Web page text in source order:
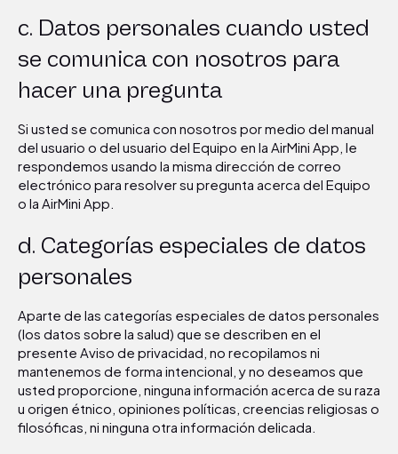
c. Datos personales cuando usted
se comunica con nosotros para
hacer una pregunta
Si usted se comunica con nosotros por medio del manual
del usuario o del usuario del Equipo en la AirMini App, le
respondemos usando la misma dirección de correo
electrónico para resolver su pregunta acerca del Equipo
o la AirMini App.
d. Categorías especiales de datos
personales
Aparte de las categorías especiales de datos personales
(los datos sobre la salud) que se describen en el
presente Aviso de privacidad, no recopilamos ni
mantenemos de forma intencional, y no deseamos que
usted proporcione, ninguna información acerca de su raza
u origen étnico, opiniones políticas, creencias religiosas o
filosóficas, ni ninguna otra información delicada.